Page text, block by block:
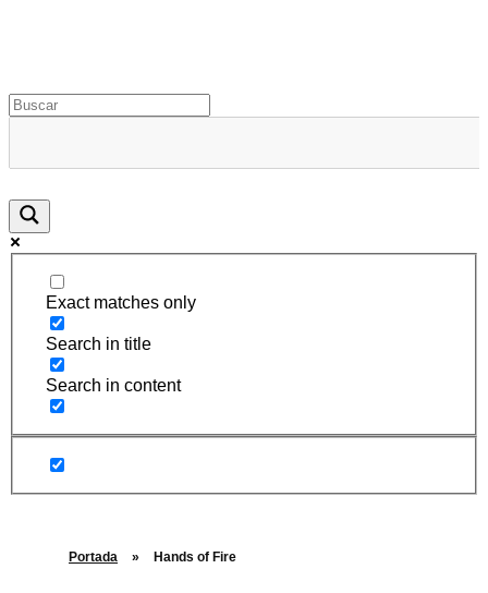
Exact matches only
Search in title
Search in content
Portada » Hands of Fire